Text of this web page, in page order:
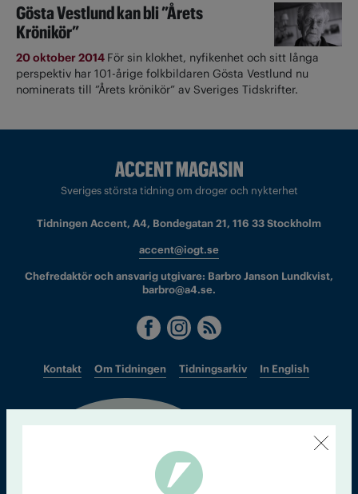
Gösta Vestlund kan bli ”Årets
Krönikör”
20 oktober 2014 För sin klokhet, nyfikenhet och sitt långa
perspektiv har 101-årige folkbildaren Gösta Vestlund nu
nominerats till ”Årets krönikör” av Sveriges Tidskrifter.
Sveriges största tidning om droger och nykterhet
Tidningen Accent, A4, Bondegatan 21, 116 33 Stockholm
accent@iogt.se
Chefredaktör och ansvarig utgivare: Barbro Janson Lundkvist,
barbro@a4.se.
Kontakt Om Tidningen Tidningsarkiv In English